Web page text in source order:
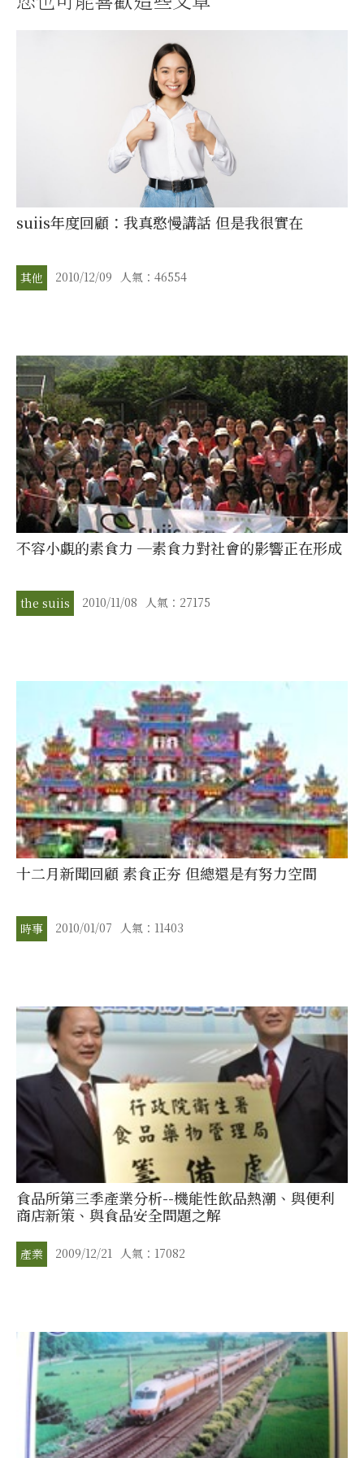
suiis年度回顧：我真憨慢講話 但是我很實在
其他 2010/12/09 人氣：46554
不容小覷的素食力 ─素食力對社會的影響正在形成
the suiis 2010/11/08 人氣：27175
十二月新聞回顧 素食正夯 但總還是有努力空間
時事 2010/01/07 人氣：11403
食品所第三季產業分析--機能性飲品熱潮、與便利
商店新策、與食品安全問題之解
產業 2009/12/21 人氣：17082